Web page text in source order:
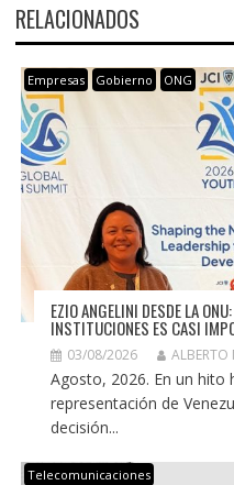
RELACIONADOS
Empresas Gobierno ONG
EZIO ANGELINI DESDE LA
INSTITUCIONES ES CASI
03/08/2026 ALBERTO
Agosto, 2026. En un hito
representación de
decisión...
Telecomunicaciones